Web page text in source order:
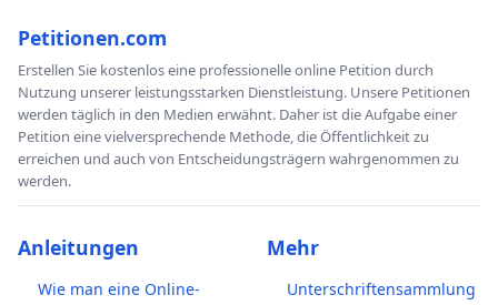
Petitionen.com
Erstellen Sie kostenlos eine professionelle online Petition durch
Nutzung unserer leistungsstarken Dienstleistung. Unsere Petitionen
werden täglich in den Medien erwähnt. Daher ist die Aufgabe einer
Petition eine vielversprechende Methode, die Öffentlichkeit zu
erreichen und auch von Entscheidungsträgern wahrgenommen zu
werden.
Anleitungen
Wie man eine Online-
Mehr
Unterschriftensammlung